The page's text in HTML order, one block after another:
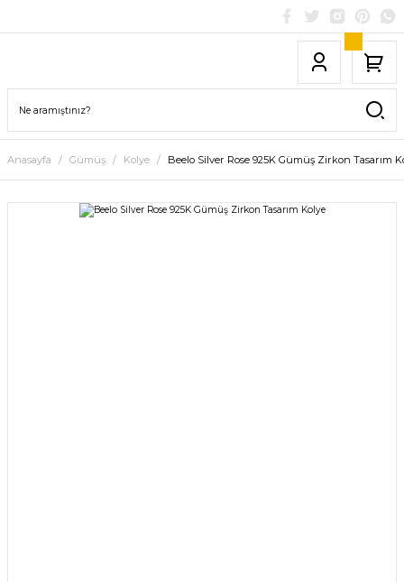
Anasayfa Gümüş Kolye Beelo Silver Rose 925K Gümüş Zirkon Tasarım